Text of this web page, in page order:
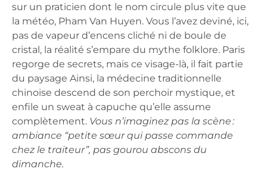
sur un praticien dont le nom circule plus vite que
la météo, Pham Van Huyen. Vous l’avez deviné, ici,
pas de vapeur d’encens cliché ni de boule de
cristal, la réalité s’empare du mythe folklore. Paris
regorge de secrets, mais ce visage-là, il fait partie
du paysage Ainsi, la médecine traditionnelle
chinoise descend de son perchoir mystique, et
enfile un sweat à capuche qu’elle assume
complètement. Vous n’imaginez pas la scène :
ambiance “petite sœur qui passe commande
chez le traiteur”, pas gourou abscons du
dimanche.